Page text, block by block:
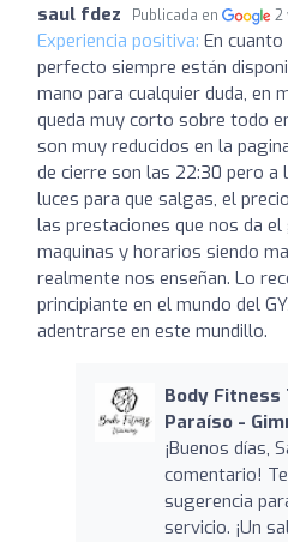
saul fdez Publicada en 2
Experiencia positiva: En
perfecto siempre están
mano para cualquier duda, en
queda muy corto sobre todo
son muy reducidos en la
de cierre son las 22:30 pero a
luces para que salgas, el
las prestaciones que nos da
maquinas y horarios siendo
realmente nos enseñan. Lo
principiante en el mundo del
adentrarse en este mundillo.
Body Fitness
Paraíso -
¡Buenos días,
comentario!
sugerencia
servicio. ¡Un